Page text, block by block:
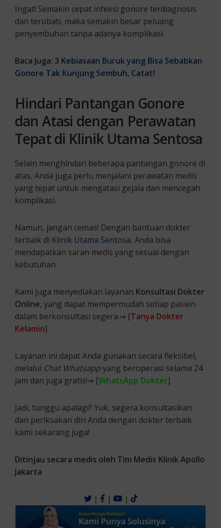
Ingat! Semakin cepat infeksi gonore terdiagnosis
dan terobati, maka semakin besar peluang
penyembuhan tanpa adanya komplikasi.
Baca Juga: 3 Kebiasaan Buruk yang Bisa Sebabkan
Gonore Tak Kunjung Sembuh, Catat!
Hindari Pantangan Gonore
dan Atasi dengan Perawatan
Tepat di Klinik Utama Sentosa
Selain menghindari beberapa pantangan gonore di
atas, Anda juga perlu menjalani perawatan medis
yang tepat untuk mengatasi gejala dan mencegah
komplikasi.
Namun, jangan cemas! Dengan bantuan dokter
terbaik di Klinik Utama Sentosa, Anda bisa
mendapatkan saran medis yang sesuai dengan
kebutuhan.
Kami juga menyediakan layanan Konsultasi Dokter
Online, yang dapat mempermudah setiap pasien
dalam berkonsultasi segera.⇒ [Tanya Dokter
Kelamin]
Layanan ini dapat Anda gunakan secara fleksibel,
melalui Chat Whatsappyang beroperasi selama 24
jam dan juga gratis!⇒ [WhatsApp Dokter]
Jadi, tunggu apalagi? Yuk, segera konsultasikan
dan periksakan diri Anda dengan dokter terbaik
kami sekarang juga!
Ditinjau secara medis oleh Tim Medis Klinik Apollo
Jakarta
| | |